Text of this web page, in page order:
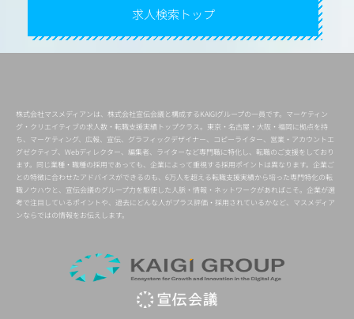
求人検索トップ
株式会社マスメディアンは、株式会社宣伝会議と構成するKAIGIグループの一員です。マーケティン
グ・クリエイティブの求人数・転職支援実績トップクラス。東京・名古屋・大阪・福岡に拠点を持
ち、マーケティング、広報、宣伝、グラフィックデザイナー、コピーライター、営業・アカウントエ
グゼクティブ、Webディレクター、編集者、ライターなど専門職に特化し、転職のご支援をしており
ます。同じ業種・職種の採用であっても、企業によって重視する採用ポイントは異なります。企業ご
との特徴に合わせたアドバイスができるのも、6万人を超える転職支援実績から培った専門特化の転
職ノウハウと、宣伝会議のグループ力を駆使した人脈・情報・ネットワークがあればこそ。企業が選
考で注目しているポイントや、過去にどんな人がプラス評価・採用されているかなど、マスメディア
ンならではの情報をお伝えします。